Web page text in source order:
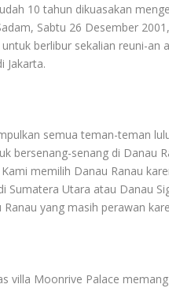
10 tahun dikuasakan
Sabtu 26 Desember
berlibur sekalian reuni-an
Jakarta.
semua teman-teman
bersenang-senang di Danau
memilih Danau Ranau
Sumatera Utara atau Danau
yang masih perawan
villa Moonrive Palace